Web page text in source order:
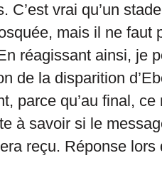
C’est vrai qu’un
mais il ne faut
réagissant ainsi, je
de la disparition
parce qu’au final, ce
à savoir si le
reçu. Réponse lors